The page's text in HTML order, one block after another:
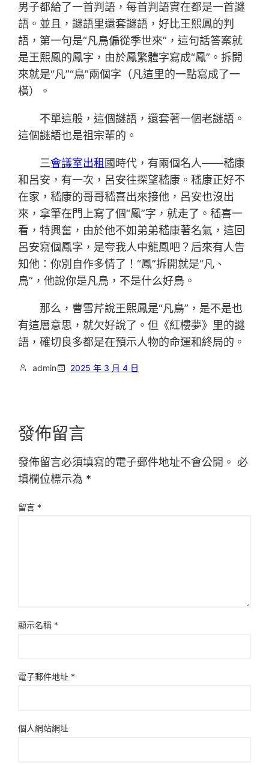
男子都給了一首判語，每首判語實在都是一首謎
語。並且，謎語里還套謎語，好比王熙鳳的判
語，第一句是“凡鳥偏從季世來”，這句話答案就
是王熙鳳的鳳字，由於鳳繁體字寫成“鳳”。拆開
來就是“凡”“鳥”兩個字（凡這里的一點寫成了一
橫）。
不單這般，這個謎語，還套著一個老謎語。
這個謎語也是祖宗輩的。
三會議室出租國時代，有兩個名人——嵇康
和呂安，有一次，呂安往探望嵇康。嵇康正好不
在家，嵇康的哥哥嵇喜出來接他，呂安也沒出
來，拿筆在門上寫了個“鳳”字，就走了。嵇喜一
看，特興奮，由於他不如弟弟嵇康著名氣，這回
呂安寫個鳳字，是夸我人中龍鳳吧？后來有人告
知他：你別自作多情了！“鳳”拆開就是“凡、
鳥”，他說你是凡鳥，不是什么好鳥。
那么，曹雪芹說王熙鳳是“凡鳥”，是不是也
有這層意思，就欠好說了。但《紅樓夢》里的謎
語，確切良多都是在預示人物的命運和終局的。
admin 2025 年 3 月 4 日
發佈留言
發佈留言必須填寫的電子郵件地址不會公開。 必
填欄位標示為 *
留言 *
顯示名稱 *
電子郵件地址 *
個人網站網址